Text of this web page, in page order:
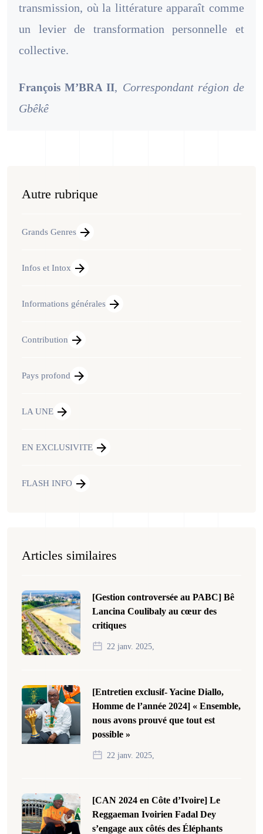
transmission, où la littérature apparaît comme
un levier de transformation personnelle et
collective.
François M’BRA II, Correspondant région de
Gbêkê
Autre rubrique
Grands Genres
Infos et Intox
Informations générales
Contribution
Pays profond
LA UNE
EN EXCLUSIVITE
FLASH INFO
Articles similaires
[Gestion controversée au PABC] Bê
Lancina Coulibaly au cœur des
critiques
22 janv. 2025,
[Entretien exclusif- Yacine Diallo,
Homme de l’année 2024] « Ensemble,
nous avons prouvé que tout est
possible »
22 janv. 2025,
[CAN 2024 en Côte d’Ivoire] Le
Reggaeman Ivoirien Fadal Dey
s’engage aux côtés des Éléphants